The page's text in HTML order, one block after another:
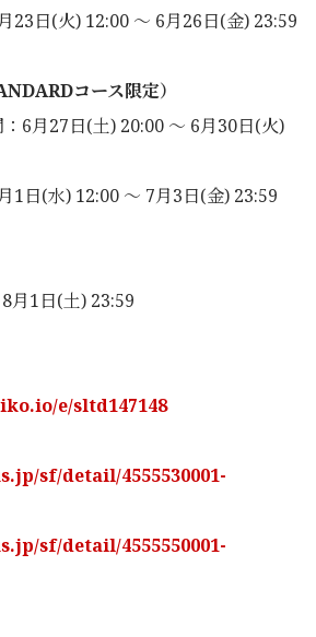
23日(火) 12:00 ～ 6月26日(金) 23:59
コース限定）
6月27日(土) 20:00 ～ 6月30日(火)
1日(水) 12:00 ～ 7月3日(金) 23:59
月1日(土) 23:59
e/sltd147148
sf/detail/4555530001-
sf/detail/4555550001-